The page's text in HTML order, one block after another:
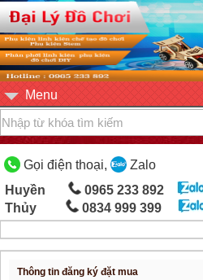
Menu
Gọi điện thoại,
Zalo
Huyền
0965 233 892
Thủy
0834 999 399
Thông tin đăng ký đặt mua